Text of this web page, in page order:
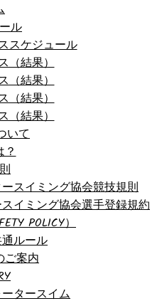
ル
スケジュール
（結果）
（結果）
（結果）
（結果）
いて
？
スイミング協会競技規則
イミング協会選手登録規約
POLICY）
ルール
ご案内
タースイム